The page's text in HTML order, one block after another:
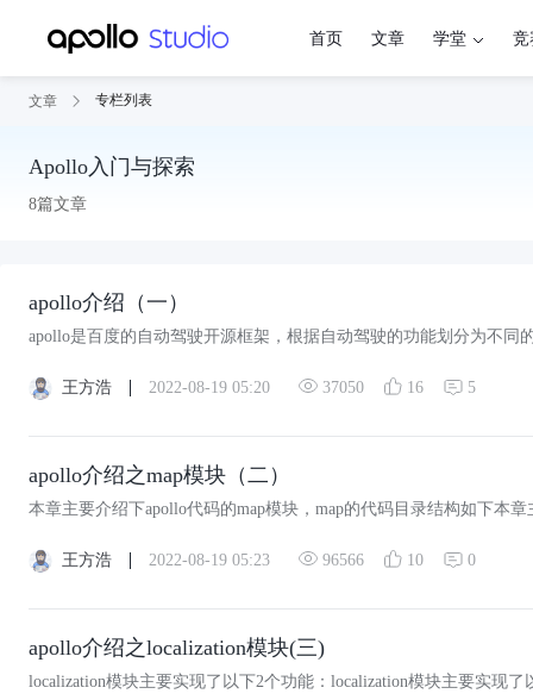
首页 文章 学堂 竞
文章 专栏列表
Apollo入门与探索
8篇文章
apollo介绍（一）
王方浩 2022-08-19 05:20 37050 16 5
apollo介绍之map模块（二）
王方浩 2022-08-19 05:23 96566 10 0
apollo介绍之localization模块(三)